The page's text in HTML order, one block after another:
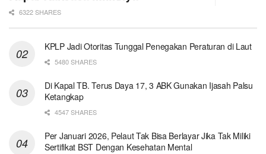
6322 SHARES
KPLP Jadi Otoritas Tunggal Penegakan Peraturan di Laut
5480 SHARES
Di Kapal TB. Terus Daya 17, 3 ABK Gunakan Ijasah Palsu
Ketangkap
4547 SHARES
Per Januari 2026, Pelaut Tak Bisa Berlayar Jika Tak Miliki
Sertifikat BST Dengan Kesehatan Mental